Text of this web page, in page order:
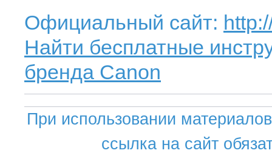
Официальный сайт:
Найти бесплатные
бренда Canon
При использовании
ссылка на сайт